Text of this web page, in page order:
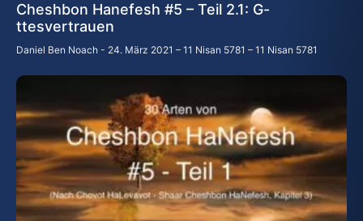
Cheshbon Hanefesh #5 – Teil 2.1: G-
ttesvertrauen
Daniel Ben Noach 24. März 2021 – 11 Nisan 5781 – 11 Nisan 5781